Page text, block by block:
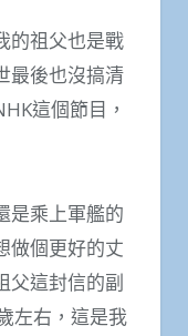
的祖父也是戰
最後也沒搞清
這個節目，
是乘上軍艦的
做個更好的丈
父這封信的副
左右，這是我